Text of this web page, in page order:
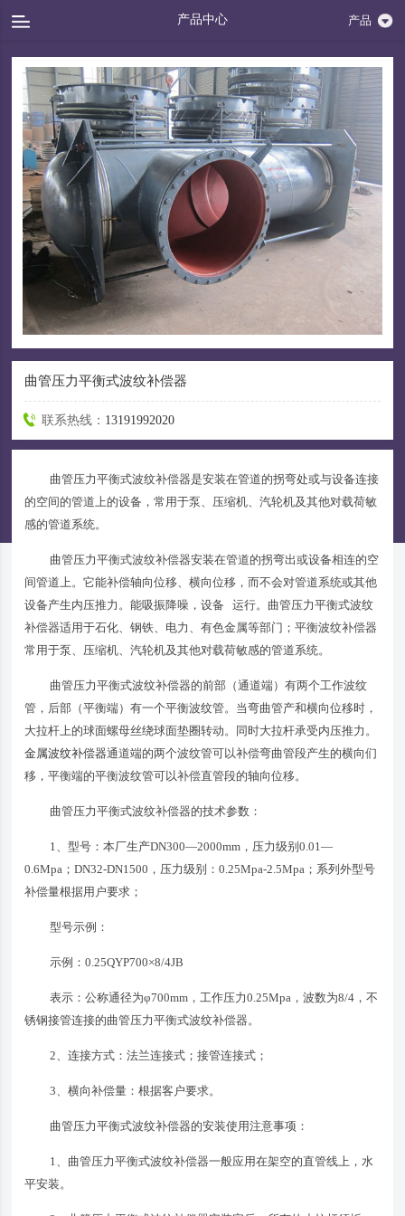
产品中心 产品
曲管压力平衡式波纹补偿器
联系热线： 13191992020
曲管压力平衡式波纹补偿器是安装在管道的拐弯处或与设备连接
的空间的管道上的设备，常用于泵、压缩机、汽轮机及其他对载荷敏
感的管道系统。
曲管压力平衡式波纹补偿器安装在管道的拐弯出或设备相连的空
间管道上。它能补偿轴向位移、横向位移，而不会对管道系统或其他
设备产生内压推力。能吸振降噪，设备 运行。曲管压力平衡式波纹
补偿器适用于石化、钢铁、电力、有色金属等部门；平衡波纹补偿器
常用于泵、压缩机、汽轮机及其他对载荷敏感的管道系统。
曲管压力平衡式波纹补偿器的前部（通道端）有两个工作波纹
管，后部（平衡端）有一个平衡波纹管。当弯曲管产和横向位移时，
大拉杆上的球面螺母丝绕球面垫圈转动。同时大拉杆承受内压推力。
金属波纹补偿器通道端的两个波纹管可以补偿弯曲管段产生的横向们
移，平衡端的平衡波纹管可以补偿直管段的轴向位移。
曲管压力平衡式波纹补偿器的技术参数：
1、型号：本厂生产DN300—2000mm，压力级别0.01—
0.6Mpa；DN32-DN1500，压力级别：0.25Mpa-2.5Mpa；系列外型号
补偿量根据用户要求；
型号示例：
示例：0.25QYP700×8/4JB
表示：公称通径为φ700mm，工作压力0.25Mpa，波数为8/4，不
锈钢接管连接的曲管压力平衡式波纹补偿器。
2、连接方式：法兰连接式；接管连接式；
3、横向补偿量：根据客户要求。
曲管压力平衡式波纹补偿器的安装使用注意事项：
1、曲管压力平衡式波纹补偿器一般应用在架空的直管线上，水
平安装。